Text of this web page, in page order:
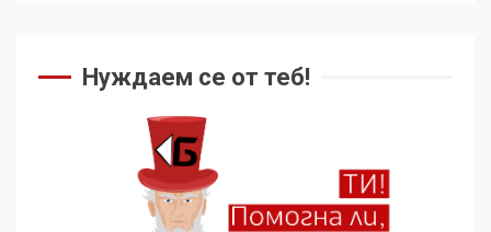
Нуждаем се от теб!